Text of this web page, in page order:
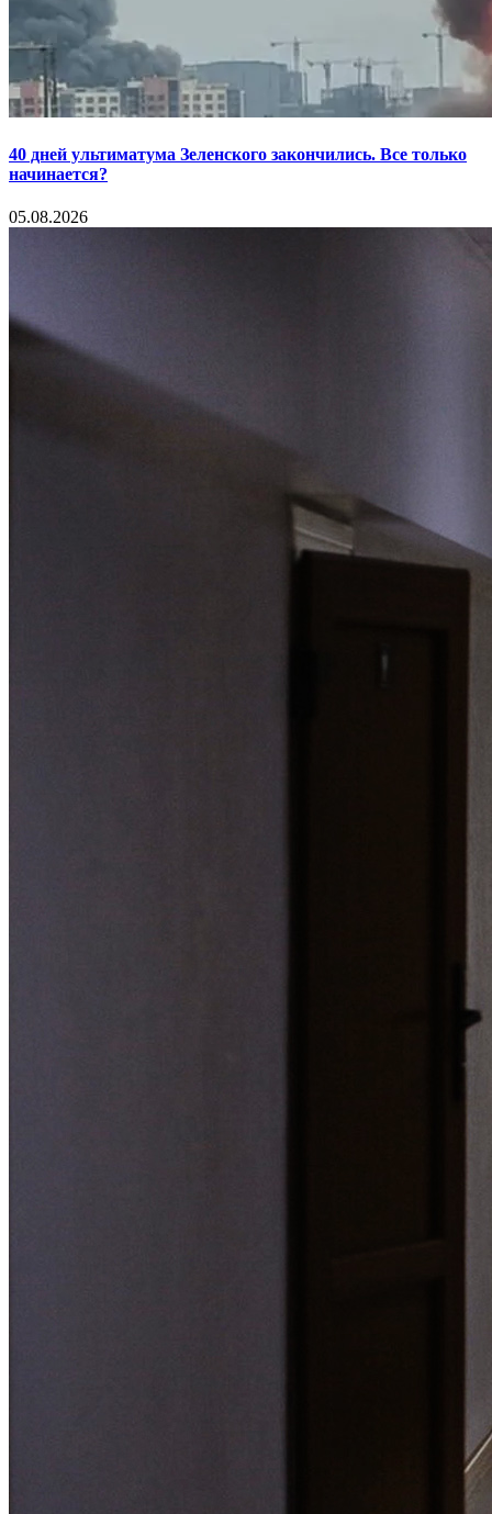
40 дней ультиматума Зеленского закончились. Все только
начинается?
05.08.2026